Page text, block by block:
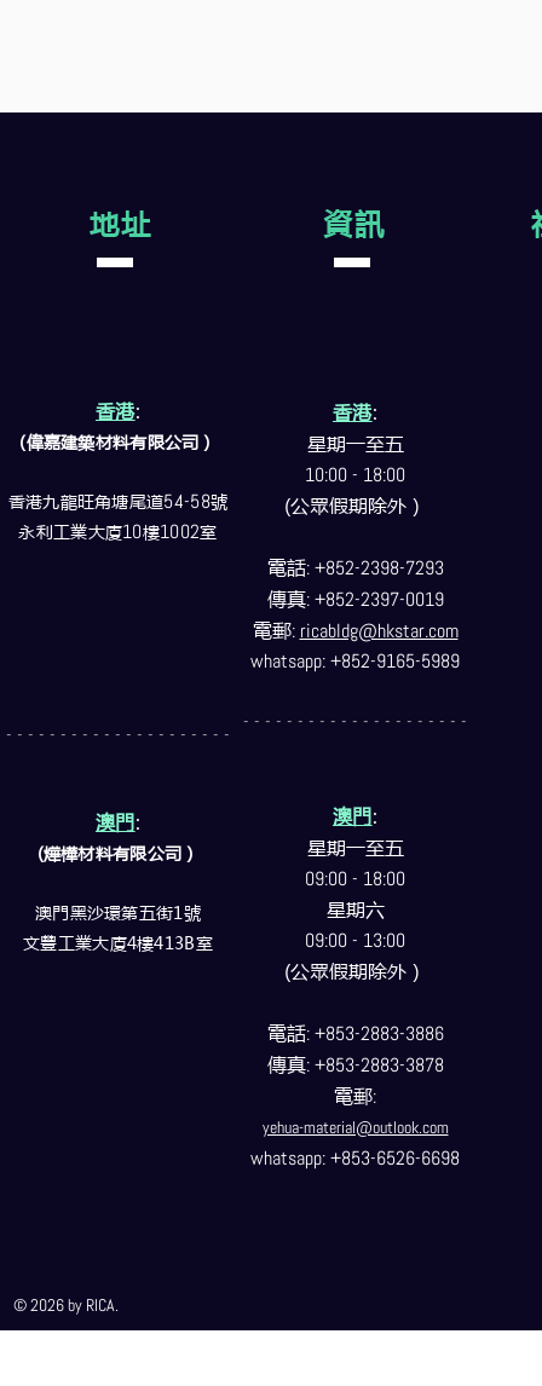
地址
香港:
(偉嘉建築材料有限公司）
香港九龍旺角塘尾道54-58號
永利工業大廈10樓1002室
- - - - - - - - - - - - - - - - - - - - -
澳門:
(燁樺材料有限公司）
澳門黑沙環第五街1號
文豐工業大廈4樓413B室
資訊
香港:
星期一至五
10:00 - 18:00
(公眾假期除外）
電話: +852-2398-7293
傳真: +852-2397-0019
電郵: ricabldg@hkstar.com
whatsapp: +852-9165-5989
- - - - - - - - - - - - - - - - - - - - -
澳門:
星期一至五
09:00 - 18:00
星期六
09:00 - 13:00
(公眾假期除外）
電話: +853-2883-3886
傳真: +853-2883-3878
電郵:
yehua-material@outlook.com
whatsapp: +853-6526-6698
© 2026 by RICA.